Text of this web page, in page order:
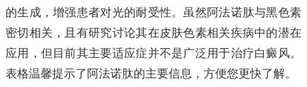
的生成，增强患者对光的耐受性。虽然阿法诺肽与黑色素
密切相关，且有研究讨论其在皮肤色素相关疾病中的潜在
应用，但目前其主要适应症并不是广泛用于治疗白癜风。
表格温馨提示了阿法诺肽的主要信息，方便您更快了解。